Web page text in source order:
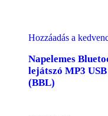
Hozzáadás a
Napelemes
lejátszó MP3
(BBL)